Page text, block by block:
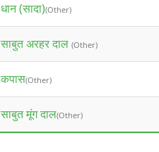
धान (सादा)(Other)
साबुत अरहर दाल (Other)
कपास(Other)
साबुत मूंग दाल(Other)